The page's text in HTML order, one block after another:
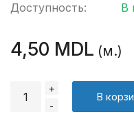
Доступность:
В
4,50 MDL (м.)
+
-
В